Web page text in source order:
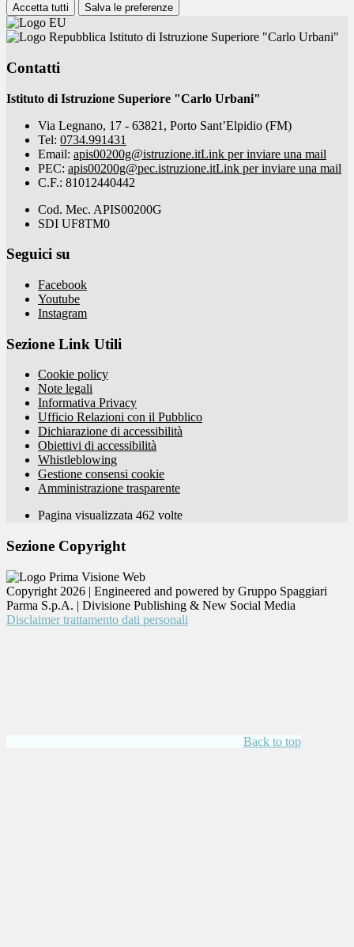
Accetta tutti Salva le preferenze
Istituto di Istruzione Superiore "Carlo Urbani"
Contatti
Istituto di Istruzione Superiore "Carlo Urbani"
Via Legnano, 17 - 63821, Porto Sant’Elpidio (FM)
Tel: 0734.991431
Email: apis00200g@istruzione.itLink per inviare una mail
PEC: apis00200g@pec.istruzione.itLink per inviare una mail
C.F.: 81012440442
Cod. Mec. APIS00200G
SDI UF8TM0
Seguici su
Facebook
Youtube
Instagram
Sezione Link Utili
Cookie policy
Note legali
Informativa Privacy
Ufficio Relazioni con il Pubblico
Dichiarazione di accessibilità
Obiettivi di accessibilità
Whistleblowing
Gestione consensi cookie
Amministrazione trasparente
Pagina visualizzata 462 volte
Sezione Copyright
Copyright 2026 | Engineered and powered by Gruppo Spaggiari
Parma S.p.A. | Divisione Publishing & New Social Media
Disclaimer trattamento dati personali
Back to top